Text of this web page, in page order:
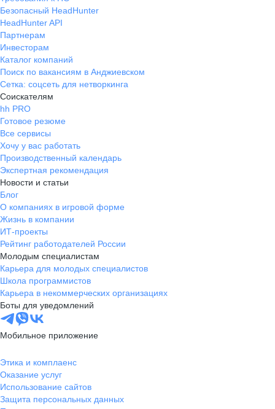
Безопасный HeadHunter
HeadHunter API
Партнерам
Инвесторам
Каталог компаний
Поиск по вакансиям в Анджиевском
Сетка: соцсеть для нетворкинга
Соискателям
hh PRO
Готовое резюме
Все сервисы
Хочу у вас работать
Производственный календарь
Экспертная рекомендация
Новости и статьи
Блог
О компаниях в игровой форме
Жизнь в компании
ИТ-проекты
Рейтинг работодателей России
Молодым специалистам
Карьера для молодых специалистов
Школа программистов
Карьера в некоммерческих организациях
Боты для уведомлений
Мобильное приложение
Этика и комплаенс
Оказание услуг
Использование сайтов
Защита персональных данных